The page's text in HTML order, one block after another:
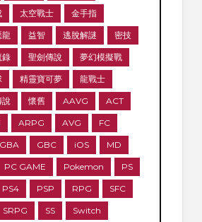
太空戰士 金手指
龍 益智 逃脫解謎 密技
錄 聖劍傳說 夢幻模擬戰
精靈寶可夢 龍戰士
說 懷舊 AAVG ACT
ARPG AVG FC
GBA GBC iOS MD
PC GAME Pokemon PS
PS4 PSP RPG SFC
SRPG SS Switch